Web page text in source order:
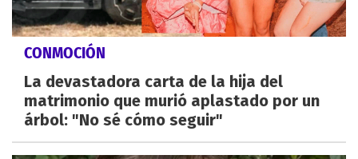
CONMOCIÓN
La devastadora carta de la hija del
matrimonio que murió aplastado por un
árbol: "No sé cómo seguir"